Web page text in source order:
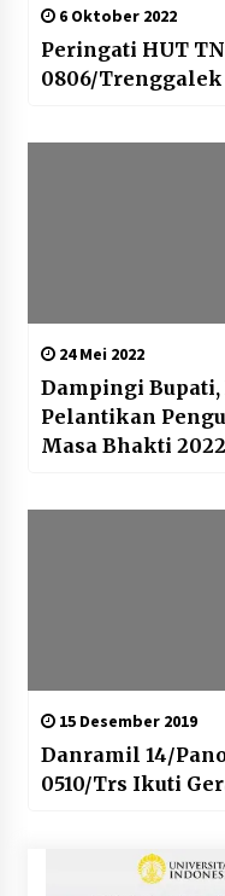
6 Oktober 2022
Peringati HUT
0806/Trenggalek
24 Mei 2022
Dampingi
Pelantikan
Masa Bhakti
15 Desember 2019
Danramil 14/
0510/Trs Ikuti